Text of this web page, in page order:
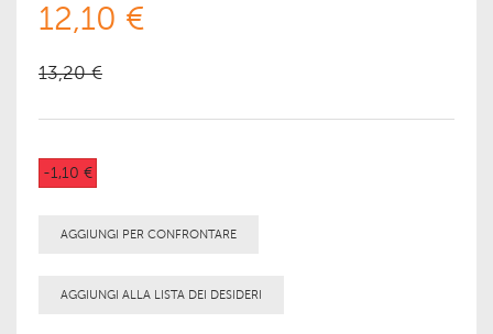
12,10 €
13,20 €
-1,10 €
AGGIUNGI PER CONFRONTARE
AGGIUNGI ALLA LISTA DEI DESIDERI